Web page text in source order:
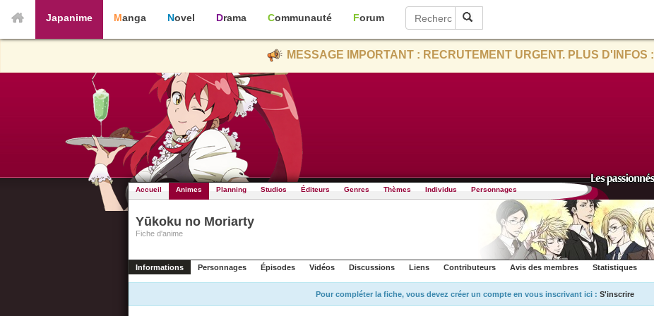
Japanime Manga Novel Drama Communauté Forum
MESSAGE IMPORTANT : RECRUTEMENT URGENT. PLUS D'INFOS :
Accueil Animes Planning Studios Éditeurs Genres Thèmes Individus Personnages
Yūkoku no Moriarty
Fiche d'anime
Informations Personnages Épisodes Vidéos Discussions Liens Contributeurs Avis des membres Statistiques
Pour compléter la fiche, vous devez créer un compte en vous inscrivant ici : S'inscrire